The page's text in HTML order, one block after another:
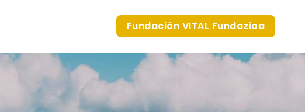
Fundación VITAL Fundazioa